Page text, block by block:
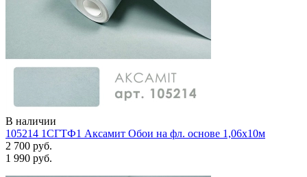
В наличии
105214 1СГТФ1 Аксамит Обои на фл. основе 1,06х10м
2 700 руб.
1 990 руб.